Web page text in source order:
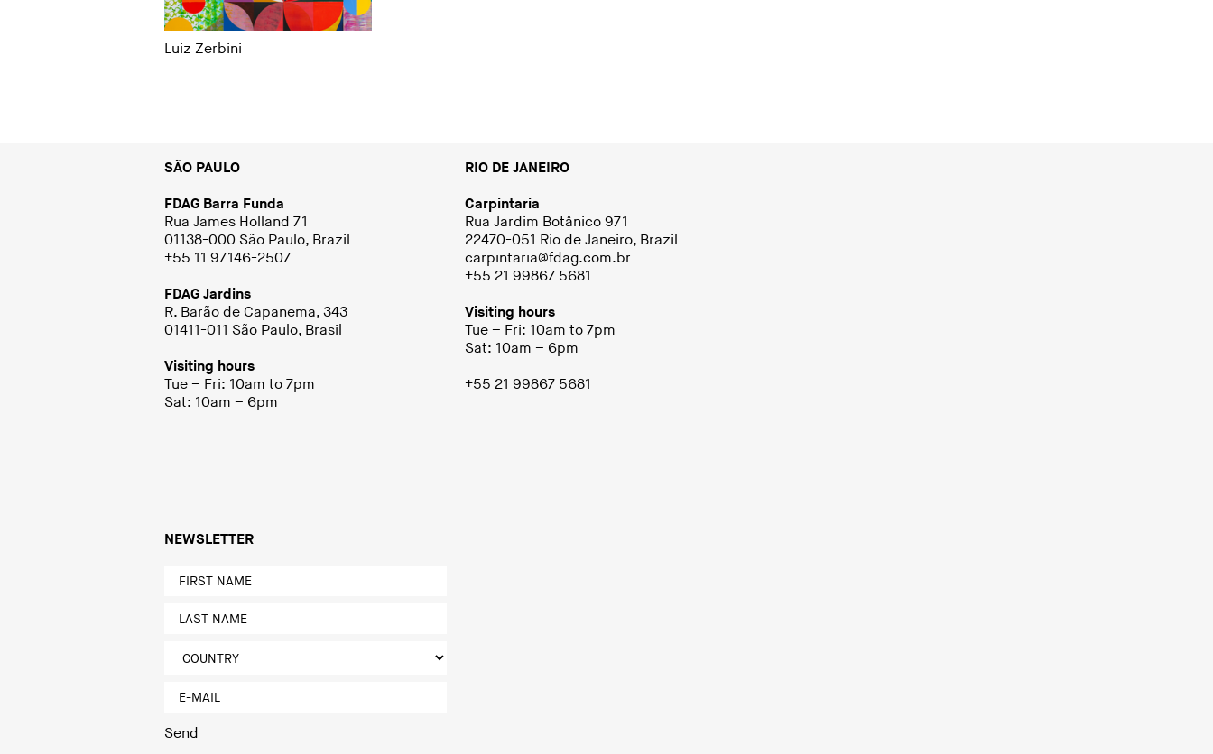
Luiz Zerbini
SÃO PAULO
FDAG Barra Funda
Rua James Holland 71
01138-000 São Paulo, Brazil
+55 11 97146-2507
FDAG Jardins
R. Barão de Capanema, 343
01411-011 São Paulo, Brasil
Visiting hours
Tue – Fri: 10am to 7pm
Sat: 10am – 6pm
RIO DE JANEIRO
Carpintaria
Rua Jardim Botânico 971
22470-051 Rio de Janeiro, Brazil
carpintaria@fdag.com.br
+55 21 99867 5681
Visiting hours
Tue – Fri: 10am to 7pm
Sat: 10am – 6pm
+55 21 99867 5681
NEWSLETTER